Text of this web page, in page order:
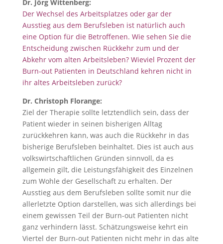
Dr. Jörg Wittenberg:
Der Wechsel des Arbeitsplatzes oder gar der
Ausstieg aus dem Berufsleben ist natürlich auch
eine Option für die Betroffenen. Wie sehen Sie die
Entscheidung zwischen Rückkehr zum und der
Abkehr vom alten Arbeitsleben? Wieviel Prozent der
Burn-out Patienten in Deutschland kehren nicht in
ihr altes Arbeitsleben zurück?
Dr. Christoph Florange:
Ziel der Therapie sollte letztendlich sein, dass der
Patient wieder in seinen bisherigen Alltag
zurückkehren kann, was auch die Rückkehr in das
bisherige Berufsleben beinhaltet. Dies ist auch aus
volkswirtschaftlichen Gründen sinnvoll, da es
allgemein gilt, die Leistungsfähigkeit des Einzelnen
zum Wohle der Gesellschaft zu erhalten. Der
Ausstieg aus dem Berufsleben sollte somit nur die
allerletzte Option darstellen, was sich allerdings bei
einem gewissen Teil der Burn-out Patienten nicht
ganz verhindern lässt. Schätzungsweise kehrt ein
Viertel der Burn-out Patienten nicht mehr in das alte